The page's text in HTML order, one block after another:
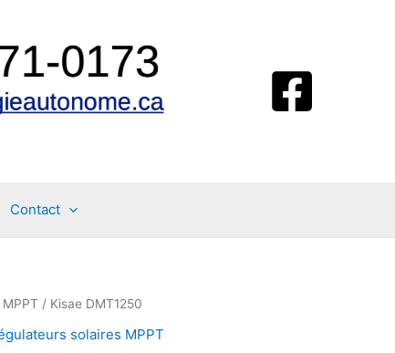
Contact
/ Kisae DMT1250
solaires MPPT